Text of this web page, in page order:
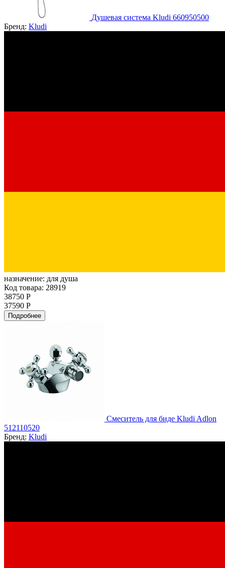
Душевая система Kludi 660950500
Бренд: Kludi
назначение: для душа
Код товара: 28919
38750 Р
37590 Р
Подробнее
Смеситель для биде Kludi Adlon
512110520
Бренд: Kludi